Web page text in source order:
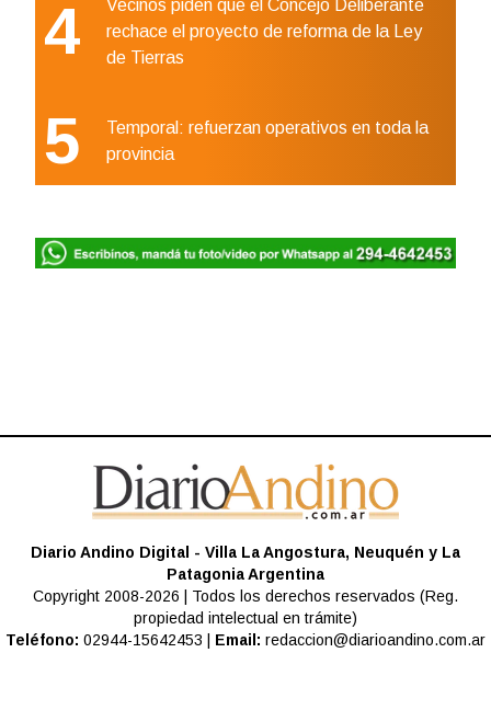
4
Vecinos piden que el Concejo Deliberante
rechace el proyecto de reforma de la Ley
de Tierras
5
Temporal: refuerzan operativos en toda la
provincia
Diario Andino Digital - Villa La Angostura, Neuquén y La
Patagonia Argentina
Copyright 2008-2026 | Todos los derechos reservados (Reg.
propiedad intelectual en trámite)
Teléfono: 02944-15642453 | Email: redaccion@diarioandino.com.ar